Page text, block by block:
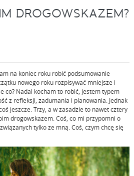
DROGOWSKAZEM?
na koniec roku robić podsumowanie
nowego roku rozpisywać mniejsze i
co? Nadal kocham to robić, jestem typem
z refleksji, zadumania i planowania. Jednak
jeszcze. Trzy, a w zasadzie to nawet cztery
drogowskazem. Coś, co mi przypomni o
tylko ze mną. Coś, czym chcę się